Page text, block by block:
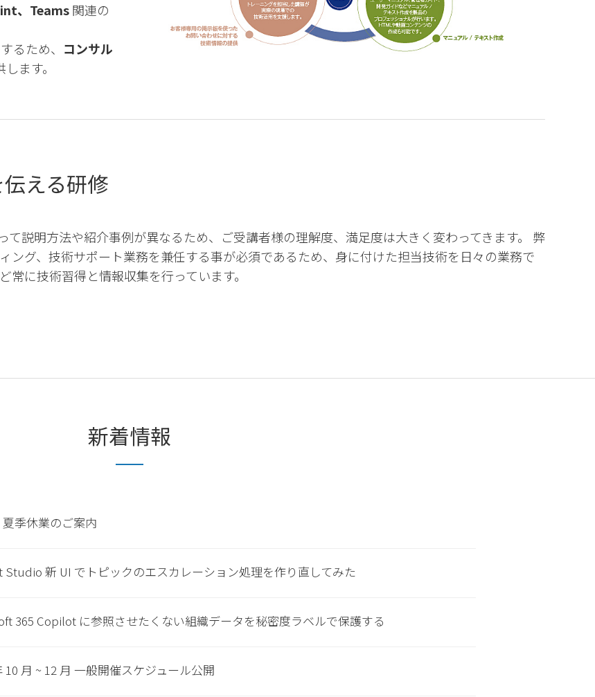
、Teams関連の
るため、 コンサル
ます。
える研修
て説明方法や紹介事例が異なるため、ご受講者様の理解度、満足度は大きく変わってきます。 弊
ング、技術サポート業務を兼任する事が必須であるため、身に付けた担当技術を日々の業務で
に技術習得と情報収集を行っています。
新着情報
夏季休業のご案内
Studio 新 UI でトピックのエスカレーション処理を作り直してみた
365 Copilot に参照させたくない組織データを秘密度ラベルで保護する
10 月 ~ 12 月 一般開催スケジュール公開